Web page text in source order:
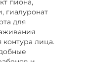
пиона,
гиалуронат
для
лица.